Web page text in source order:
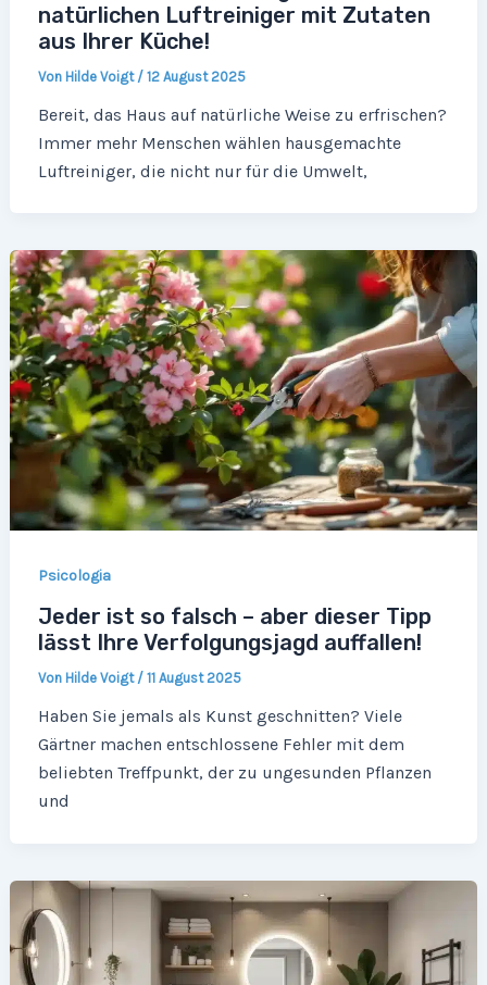
natürlichen Luftreiniger mit Zutaten
aus Ihrer Küche!
Von Hilde Voigt / 12 August 2025
Bereit, das Haus auf natürliche Weise zu erfrischen?
Immer mehr Menschen wählen hausgemachte
Luftreiniger, die nicht nur für die Umwelt,
Psicologia
Jeder ist so falsch – aber dieser Tipp
lässt Ihre Verfolgungsjagd auffallen!
Von Hilde Voigt / 11 August 2025
Haben Sie jemals als Kunst geschnitten? Viele
Gärtner machen entschlossene Fehler mit dem
beliebten Treffpunkt, der zu ungesunden Pflanzen
und